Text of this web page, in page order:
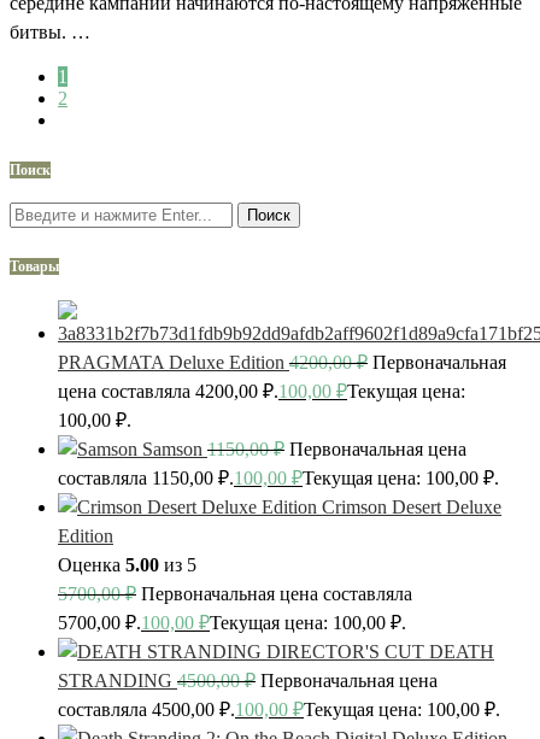
битвы. …
1
2
Поиск
Поиск
Товары
PRAGMATA Deluxe Edition 4200,00₽ Первоначальная
цена составляла 4200,00 ₽.100,00 ₽Текущая цена:
100,00 ₽.
Samson 1150,00₽ Первоначальная цена
составляла 1150,00 ₽.100,00 ₽Текущая цена: 100,00 ₽.
Crimson Desert Deluxe
Edition
Оценка 5.00 из 5
5700,00₽ Первоначальная цена составляла
5700,00 ₽.100,00 ₽Текущая цена: 100,00 ₽.
DEATH
STRANDING 4500,00₽ Первоначальная цена
составляла 4500,00 ₽.100,00 ₽Текущая цена: 100,00 ₽.